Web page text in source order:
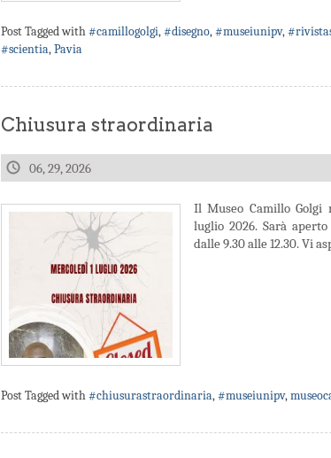
Post Tagged with#camillogolgi,#disegno,#museiunipv,
#scientia,Pavia
Chiusura straordinaria
06, 29, 2026
Il Museo Camillo Golgi
luglio 2026. Sarà
dalle 9.30 alle 12.30. Vi
Post Tagged with#chiusurastraordinaria,#museiunipv,